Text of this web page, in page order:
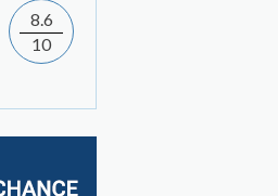
8.6
10